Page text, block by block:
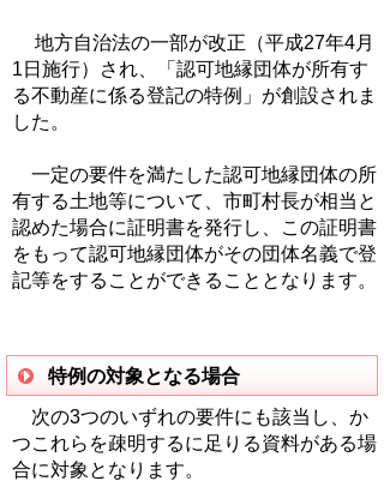
地方自治法の一部が改正（平成27年4月
1日施行）され、「認可地縁団体が所有す
る不動産に係る登記の特例」が創設されま
した。
一定の要件を満たした認可地縁団体の所
有する土地等について、市町村長が相当と
認めた場合に証明書を発行し、この証明書
をもって認可地縁団体がその団体名義で登
記等をすることができることとなります。
特例の対象となる場合
次の3つのいずれの要件にも該当し、か
つこれらを疎明するに足りる資料がある場
合に対象となります。